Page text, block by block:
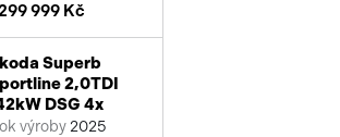
999 Kč
Superb
2,0TDI
DSG 4x
výroby 2025